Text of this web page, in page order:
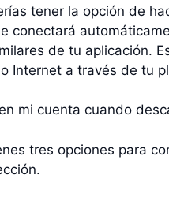
tener la opción de
conectará
de tu aplicación.
Internet a través de tu
mi cuenta cuando
tres opciones para